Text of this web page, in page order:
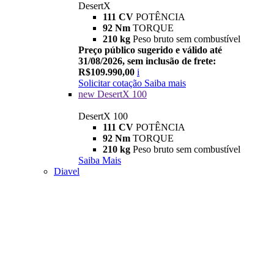
DesertX
111 CV POTÊNCIA
92 Nm TORQUE
210 kg Peso bruto sem combustível
Preço público sugerido e válido até
31/08/2026, sem inclusão de frete:
R$109.990,00 i
Solicitar cotação Saiba mais
new DesertX 100
DesertX 100
111 CV POTÊNCIA
92 Nm TORQUE
210 kg Peso bruto sem combustível
Saiba Mais
Diavel